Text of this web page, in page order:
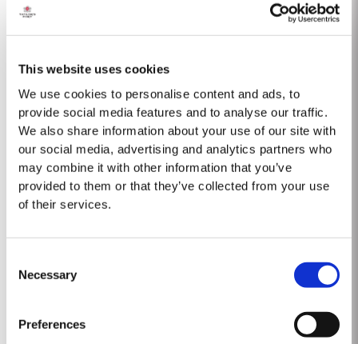
This website uses cookies
We use cookies to personalise content and ads, to
provide social media features and to analyse our traffic.
We also share information about your use of our site with
our social media, advertising and analytics partners who
may combine it with other information that you’ve
provided to them or that they’ve collected from your use
of their services.
Selection
Necessary
Preferences
Faisant suite à une année 2016 pluvieuse, l’année commença sous des
conditions hivernales de froid sec, avec une pluviométrie cinq fois
supérieure à la moyenne trentenaire. Le débourrement fut relativement
LATE BOTTLED VINTAGE 2019
Taylor’s a été pionnier de la catégorie LBV, développé pour satisfaire la
Vintage, pour consommation quotidienne. Contrairement au Porto Vintage,
qui est mis en bouteille après deux ans sous...
Lire la suite
Taylor est l’une des très rares Maisons à encore produire un porto yawny
la Vallée du Douro, dont les propres vignobles de Taylor, sont élevés en